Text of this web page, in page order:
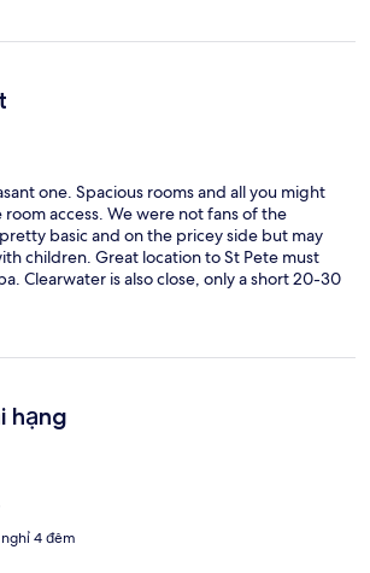
one. Spacious rooms and all you might
access. We were not fans of the
basic and on the pricey side but may
children. Great location to St Pete must
Clearwater is also close, only a short 20-30
side!
hạng
4 đêm